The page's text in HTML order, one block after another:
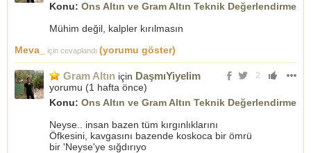
Konu: Ons Altın ve Gram Altın Teknik Değerlendirme
Mühim değil, kalpler kırılmasın
Meva_
için cevaplandı (yorumu göster)
2
Gram Altın için DaşmıYiyelim
yorumu (1 hafta önce)
Konu: Ons Altın ve Gram Altın Teknik Değerlendirme
Neyse.. insan bazen tüm kırgınlıklarını
Öfkesini, kavgasını bazende koskoca bir ömrü
bir 'Neyse'ye sığdırıyo